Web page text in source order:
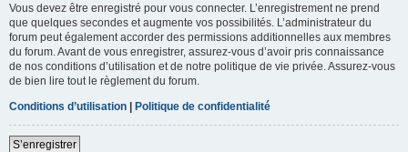
Vous devez être enregistré pour vous connecter. L’enregistrement ne prend
que quelques secondes et augmente vos possibilités. L’administrateur du
forum peut également accorder des permissions additionnelles aux membres
du forum. Avant de vous enregistrer, assurez-vous d’avoir pris connaissance
de nos conditions d’utilisation et de notre politique de vie privée. Assurez-vous
de bien lire tout le règlement du forum.
Conditions d’utilisation | Politique de confidentialité
S’enregistrer